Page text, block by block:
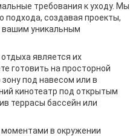
требования к уходу. Мы
подхода, создавая проекты,
вашим уникальным
является их
готовить на просторной
под навесом или в
кинотеатр под открытым
террасы бассейн или
в окружении